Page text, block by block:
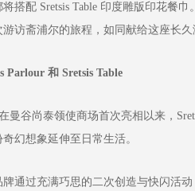
配 Sretsis Table 印度雕版印花餐巾
访斋浦尔的旅程，如同献给这座长久
Parlour 和 Sretsis Table
谷尚泰领使商场首次亮相以来，
幻想象延伸至日常生活。
过充满巧思的二次创造与快闪活动